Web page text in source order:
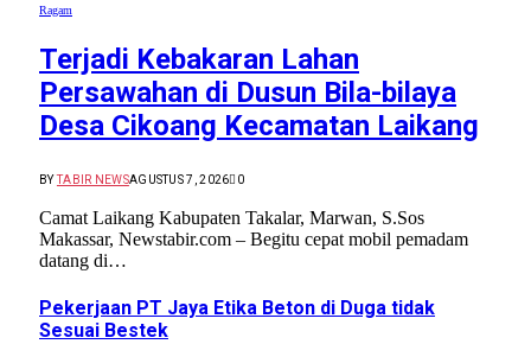
Ragam
Terjadi Kebakaran Lahan
Persawahan di Dusun Bila-bilaya
Desa Cikoang Kecamatan Laikang
BY TABIR NEWSAGUSTUS 7, 2026 0
Camat Laikang Kabupaten Takalar, Marwan, S.Sos
Makassar, Newstabir.com – Begitu cepat mobil pemadam
datang di…
Pekerjaan PT Jaya Etika Beton di Duga tidak
Sesuai Bestek